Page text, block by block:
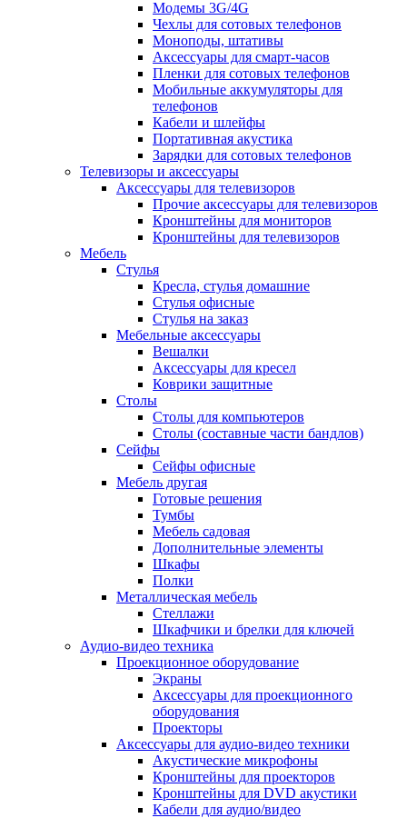
Модемы 3G/4G
Чехлы для сотовых телефонов
Моноподы, штативы
Аксессуары для смарт-часов
Пленки для сотовых телефонов
Мобильные аккумуляторы для
телефонов
Кабели и шлейфы
Портативная акустика
Зарядки для сотовых телефонов
Телевизоры и аксессуары
Аксессуары для телевизоров
Прочие аксессуары для телевизоров
Кронштейны для мониторов
Кронштейны для телевизоров
Мебель
Стулья
Кресла, стулья домашние
Стулья офисные
Стулья на заказ
Мебельные аксессуары
Вешалки
Аксессуары для кресел
Коврики защитные
Столы
Столы для компьютеров
Столы (составные части бандлов)
Сейфы
Сейфы офисные
Мебель другая
Готовые решения
Тумбы
Мебель садовая
Дополнительные элементы
Шкафы
Полки
Металлическая мебель
Стеллажи
Шкафчики и брелки для ключей
Аудио-видео техника
Проекционное оборудование
Экраны
Аксессуары для проекционного
оборудования
Проекторы
Аксессуары для аудио-видео техники
Акустические микрофоны
Кронштейны для проекторов
Кронштейны для DVD акустики
Кабели для аудио/видео